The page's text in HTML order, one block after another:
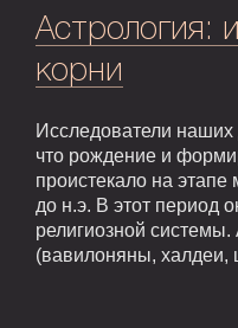
Астрология:
корни
Исследователи наших
что рождение и
проистекало на
до н.э. В этот период
религиозной
(вавилоняны, халдеи,